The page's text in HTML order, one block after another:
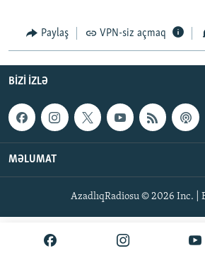
AZADLIQRADIOSU MOBIL TELEFONUNUZDA
XƏBƏR BÜLLETENLƏRIMIZ
RFE/RL-in bütün saytları
Paylaş VPN-siz açmaq
BIZI IZLƏ
MƏLUMAT
AzadlıqRadiosu © 2026 Inc. |